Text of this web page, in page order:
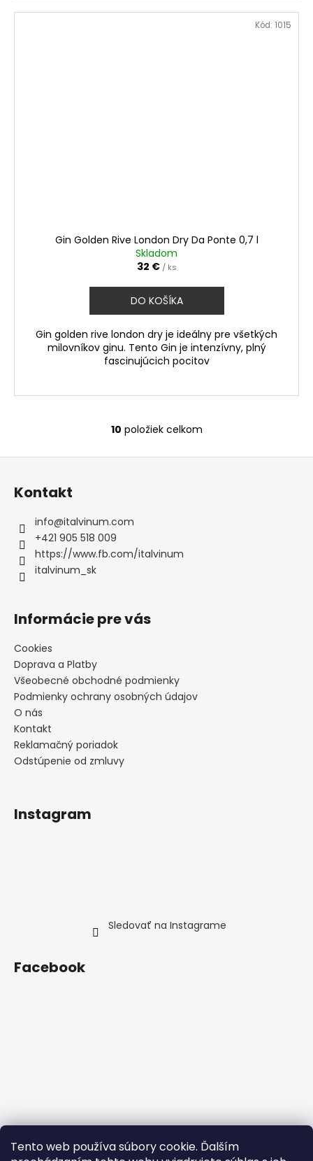
Tento web používa súbory cookie. Ďalším
Gin Golden Rive London Dry Da Ponte 0,7 l
Skladom
32 € / ks
DO KOŠÍKA
Gin golden rive london dry je ideálny pre všetkých
milovníkov ginu. Tento Gin je intenzívny, plný
fascinujúcich pocitov
Kód: 1015
O
e
p
i
10 položiek celkom
Z
Kontakt
info@italvinum.com
+421 905 518 009
https://www.fb.com/italvinum
italvinum_sk
Informácie pre vás
Cookies
Doprava a Platby
Všeobecné obchodné podmienky
Podmienky ochrany osobných údajov
O nás
Kontakt
Reklamačný poriadok
Odstúpenie od zmluvy
Instagram
Sledovať na Instagrame
Facebook